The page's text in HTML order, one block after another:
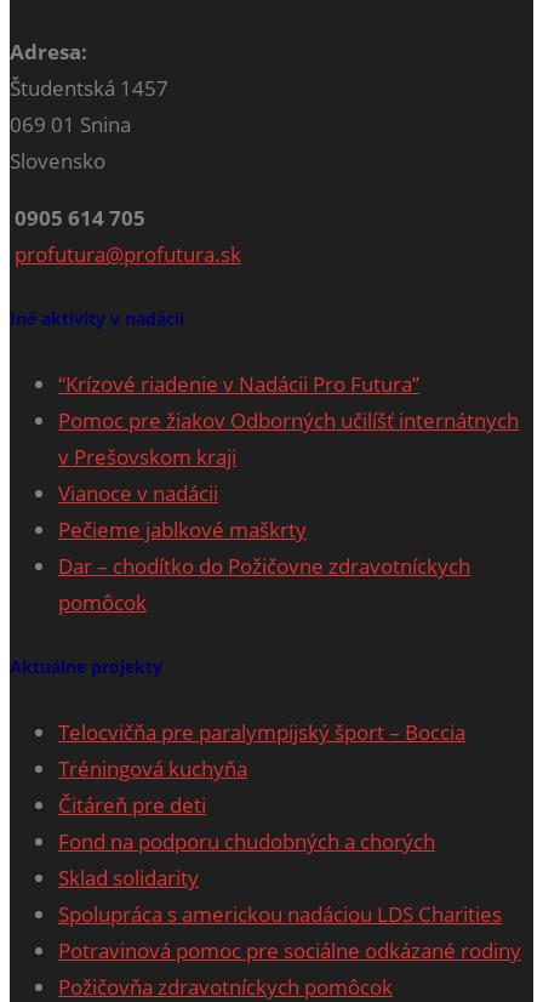
Adresa:
Študentská 1457
069 01 Snina
Slovensko
0905 614 705
profutura@profutura.sk
Iné aktivity v nadácii
“Krízové riadenie v Nadácii Pro Futura”
Pomoc pre žiakov Odborných učilíšť internátnych
v Prešovskom kraji
Vianoce v nadácii
Pečieme jablkové maškrty
Dar – chodítko do Požičovne zdravotníckych
pomôcok
Aktuálne projekty
Telocvičňa pre paralympijský šport – Boccia
Tréningová kuchyňa
Čitáreň pre deti
Fond na podporu chudobných a chorých
Sklad solidarity
Spolupráca s americkou nadáciou LDS Charities
Potravinová pomoc pre sociálne odkázané rodiny
Požičovňa zdravotníckych pomôcok